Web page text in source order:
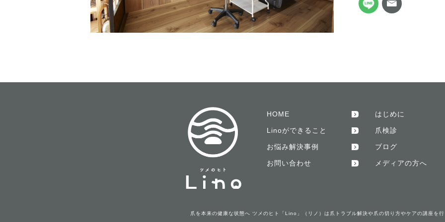
HOME はじめに
Linoができること 爪検診
お悩み解決事例 ブログ
お問い合わせ メディアの方へ
爪を本来の健康な状態へ ツメのヒト「Lino」（リノ）は爪トラブル解決や爪の切り方やケアの講座を行